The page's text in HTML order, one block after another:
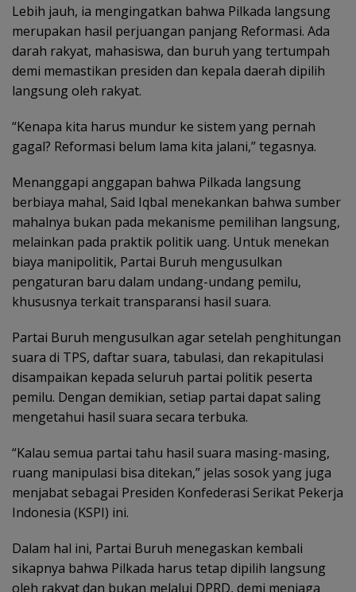
Lebih jauh, ia mengingatkan bahwa Pilkada langsung
merupakan hasil perjuangan panjang Reformasi. Ada
darah rakyat, mahasiswa, dan buruh yang tertumpah
demi memastikan presiden dan kepala daerah dipilih
langsung oleh rakyat.
“Kenapa kita harus mundur ke sistem yang pernah
gagal? Reformasi belum lama kita jalani,” tegasnya.
Menanggapi anggapan bahwa Pilkada langsung
berbiaya mahal, Said Iqbal menekankan bahwa sumber
mahalnya bukan pada mekanisme pemilihan langsung,
melainkan pada praktik politik uang. Untuk menekan
biaya manipolitik, Partai Buruh mengusulkan
pengaturan baru dalam undang-undang pemilu,
khususnya terkait transparansi hasil suara.
Partai Buruh mengusulkan agar setelah penghitungan
suara di TPS, daftar suara, tabulasi, dan rekapitulasi
disampaikan kepada seluruh partai politik peserta
pemilu. Dengan demikian, setiap partai dapat saling
mengetahui hasil suara secara terbuka.
“Kalau semua partai tahu hasil suara masing-masing,
ruang manipulasi bisa ditekan,” jelas sosok yang juga
menjabat sebagai Presiden Konfederasi Serikat Pekerja
Indonesia (KSPI) ini.
Dalam hal ini, Partai Buruh menegaskan kembali
sikapnya bahwa Pilkada harus tetap dipilih langsung
oleh rakyat dan bukan melalui DPRD, demi menjaga